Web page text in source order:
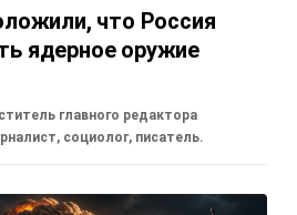
что Россия
ядерное оружие
главного редактора
социолог, писатель.